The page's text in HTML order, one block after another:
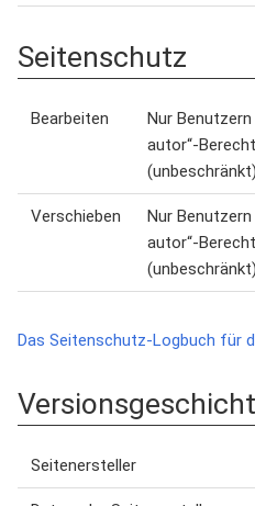
Seitenschutz
Bearbeiten
Nur
autor“-
(unbeschränkt)
Verschieben
Nur
autor“-
(unbeschränkt)
Das Seitenschutz-Logbuch für
Seitenersteller